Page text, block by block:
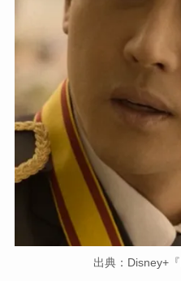
出典：Disney+